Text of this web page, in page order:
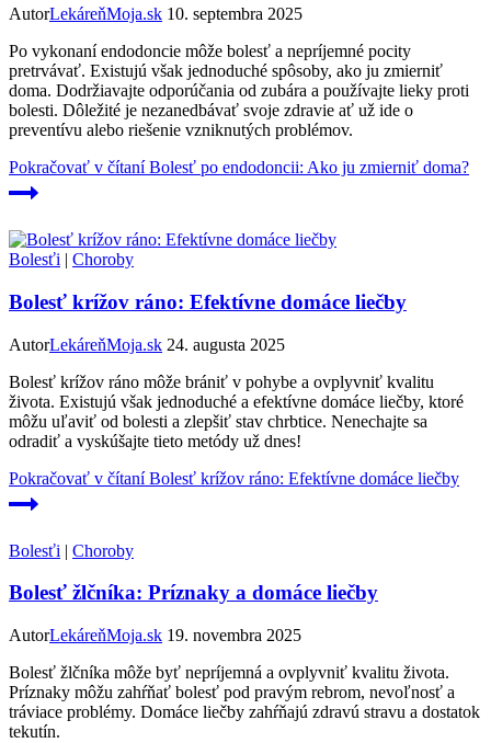
AutorLekáreňMoja.sk 10. septembra 2025
Po vykonaní endodoncie môže bolesť a nepríjemné pocity
pretrvávať. Existujú však jednoduché spôsoby, ako ju zmierniť
doma. Dodržiavajte odporúčania od zubára a používajte lieky proti
bolesti. Dôležité je nezanedbávať svoje zdravie ať už ide o
preventívu alebo riešenie vzniknutých problémov.
Pokračovať v čítaníBolesť po endodoncii: Ako ju zmierniť doma?
Bolesťi | Choroby
Bolesť krížov ráno: Efektívne domáce liečby
AutorLekáreňMoja.sk 24. augusta 2025
Bolesť krížov ráno môže brániť v pohybe a ovplyvniť kvalitu
života. Existujú však jednoduché a efektívne domáce liečby, ktoré
môžu uľaviť od bolesti a zlepšiť stav chrbtice. Nenechajte sa
odradiť a vyskúšajte tieto metódy už dnes!
Pokračovať v čítaníBolesť krížov ráno: Efektívne domáce liečby
Bolesťi | Choroby
Bolesť žlčníka: Príznaky a domáce liečby
AutorLekáreňMoja.sk 19. novembra 2025
Bolesť žlčníka môže byť nepríjemná a ovplyvniť kvalitu života.
Príznaky môžu zahŕňať bolesť pod pravým rebrom, nevoľnosť a
tráviace problémy. Domáce liečby zahŕňajú zdravú stravu a dostatok
tekutín.